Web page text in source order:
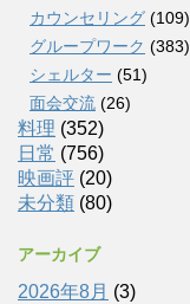
カウンセリング (109)
グループワーク (383)
シェルター (51)
面会交流 (26)
料理 (352)
日常 (756)
映画評 (20)
未分類 (80)
アーカイブ
2026年8月 (3)